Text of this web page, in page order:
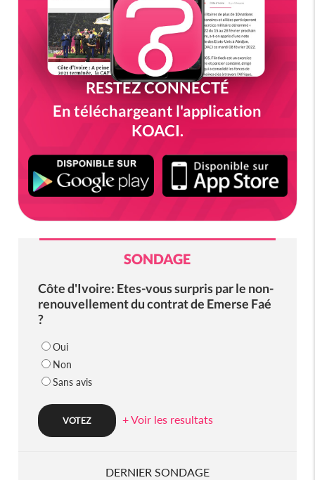
RESTEZ CONNECTÉ
En téléchargeant l'application
KOACI.
SONDAGE
Côte d'Ivoire: Etes-vous surpris par le non-
renouvellement du contrat de Emerse Faé
?
Oui
Non
Sans avis
+ Voir les resultats
DERNIER SONDAGE